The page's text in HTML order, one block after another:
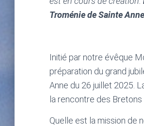
Troménie de Sainte Anne
Initié par notre évêque
préparation du grand
Anne du 26 juillet 2025.
la rencontre des Bretons
Quelle est la mission de